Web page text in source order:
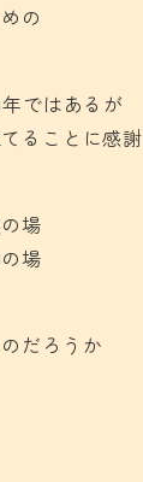
の
ではあるが
ることに感謝
場
場
だろうか